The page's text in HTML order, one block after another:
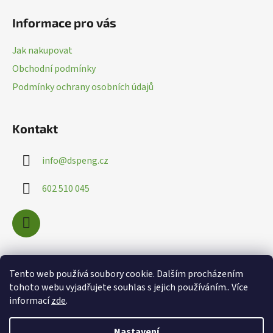
Tento web používá soubory cookie. Dalším procházením
tohoto webu vyjadřujete souhlas s jejich používáním.. Více
informacízde.
Informace pro vás
Jak nakupovat
Obchodní podmínky
Podmínky ochrany osobních údajů
Kontakt
info@dspeng.cz
602 510 045
Nákupní košík